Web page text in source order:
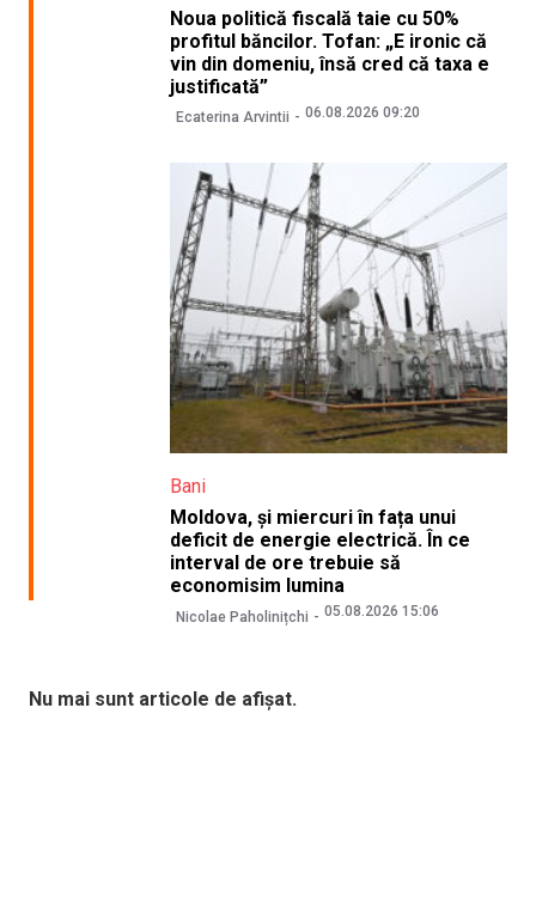
Noua politică fiscală taie cu 50%
profitul băncilor. Tofan: „E ironic că
vin din domeniu, însă cred că taxa e
justificată”
Ecaterina Arvintii 06.08.2026 09:20
Bani
Moldova, și miercuri în fața unui
deficit de energie electrică. În ce
interval de ore trebuie să
economisim lumina
Nicolae Paholinițchi 05.08.2026 15:06
Nu mai sunt articole de afișat.